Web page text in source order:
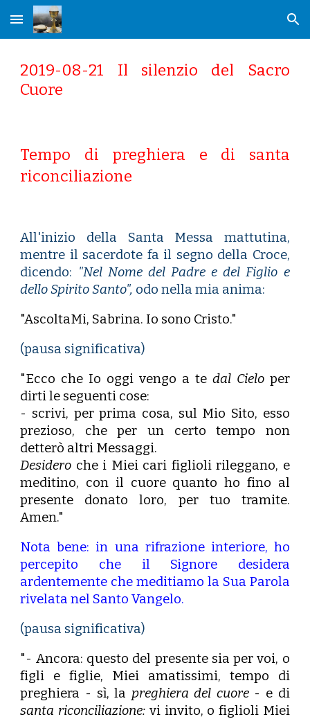
Skip to main content Skip to navigation
2019-08-21 Il silenzio del Sacro
Cuore
Tempo di preghiera e di santa
riconciliazione
All'inizio della Santa Messa mattutina,
mentre il sacerdote fa il segno della Croce,
dicendo: "Nel Nome del Padre e del Figlio e
dello Spirito Santo", odo nella mia anima:
"AscoltaMi, Sabrina. Io sono Cristo."
(pausa significativa)
"Ecco che Io oggi vengo a te dal Cieloper
dirti le seguenti cose:
- scrivi, per prima cosa, sul Mio Sito, esso
prezioso, che per un certo tempo non
detterò altri Messaggi.
Desidero che i Miei cari figlioli rileggano, e
meditino, con il cuore quanto ho fino al
presente donato loro, per tuo tramite.
Amen."
Nota bene: in una rifrazione interiore, ho
percepito che il Signore desidera
ardentemente che meditiamo la Sua Parola
rivelata nel Santo Vangelo.
(pausa significativa)
"- Ancora: questo del presente sia per voi, o
figli e figlie, Miei amatissimi, tempo di
preghiera - sì, la preghiera del cuore - e di
santa riconciliazione: vi invito, o figlioli Miei